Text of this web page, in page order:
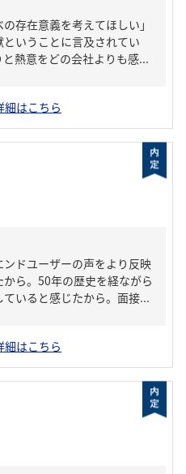
存在意義を考えてほしい」
いうことに言及されてい
熱意をどの会社よりも感...
細はこちら
ドユーザーの声をより反映
ら。50年の歴史を経ながら
いると感じたから。面接...
細はこちら